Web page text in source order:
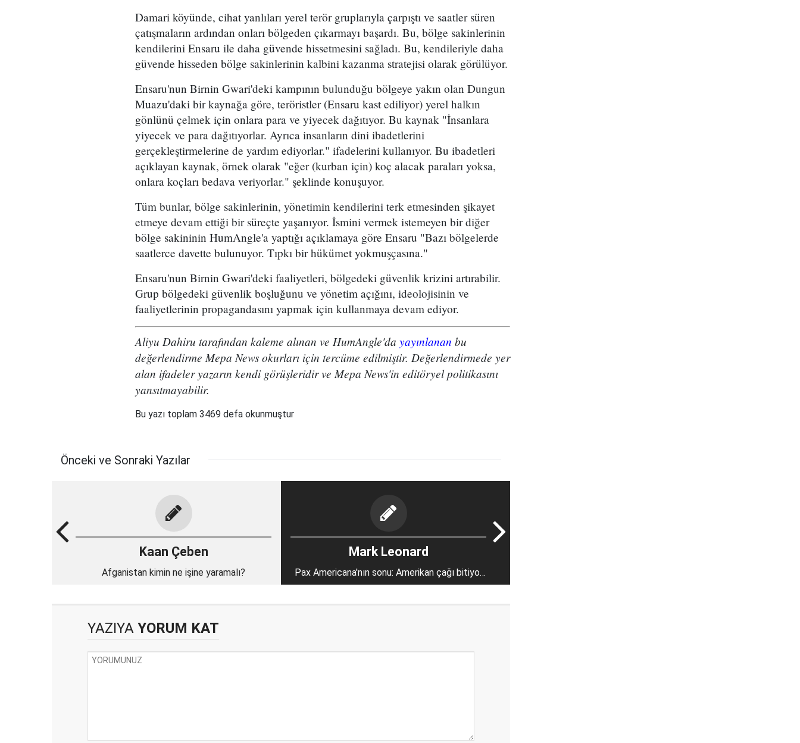
Damari köyünde, cihat yanlıları yerel terör gruplarıyla çarpıştı ve saatler süren
çatışmaların ardından onları bölgeden çıkarmayı başardı. Bu, bölge sakinlerinin
kendilerini Ensaru ile daha güvende hissetmesini sağladı. Bu, kendileriyle daha
güvende hisseden bölge sakinlerinin kalbini kazanma stratejisi olarak görülüyor.
Ensaru'nun Birnin Gwari'deki kampının bulunduğu bölgeye yakın olan Dungun
Muazu'daki bir kaynağa göre, teröristler (Ensaru kast ediliyor) yerel halkın
gönlünü çelmek için onlara para ve yiyecek dağıtıyor. Bu kaynak "İnsanlara
yiyecek ve para dağıtıyorlar. Ayrıca insanların dini ibadetlerini
gerçekleştirmelerine de yardım ediyorlar." ifadelerini kullanıyor. Bu ibadetleri
açıklayan kaynak, örnek olarak "eğer (kurban için) koç alacak paraları yoksa,
onlara koçları bedava veriyorlar." şeklinde konuşuyor.
Tüm bunlar, bölge sakinlerinin, yönetimin kendilerini terk etmesinden şikayet
etmeye devam ettiği bir süreçte yaşanıyor. İsmini vermek istemeyen bir diğer
bölge sakininin HumAngle'a yaptığı açıklamaya göre Ensaru "Bazı bölgelerde
saatlerce davette bulunuyor. Tıpkı bir hükümet yokmuşçasına."
Ensaru'nun Birnin Gwari'deki faaliyetleri, bölgedeki güvenlik krizini artırabilir.
Grup bölgedeki güvenlik boşluğunu ve yönetim açığını, ideolojisinin ve
faaliyetlerinin propagandasını yapmak için kullanmaya devam ediyor.
Aliyu Dahiru tarafından kaleme alınan ve HumAngle'da yayınlanan bu
değerlendirme Mepa News okurları için tercüme edilmiştir. Değerlendirmede yer
alan ifadeler yazarın kendi görüşleridir ve Mepa News'in editöryel politikasını
yansıtmayabilir.
Bu yazı toplam 3469 defa okunmuştur
Önceki ve Sonraki Yazılar
Kaan Çeben
Afganistan kimin ne işine yaramalı?
Mark Leonard
Pax Americana'nın sonu: Amerikan çağı bitiyor
mu?
YAZIYA YORUM KAT